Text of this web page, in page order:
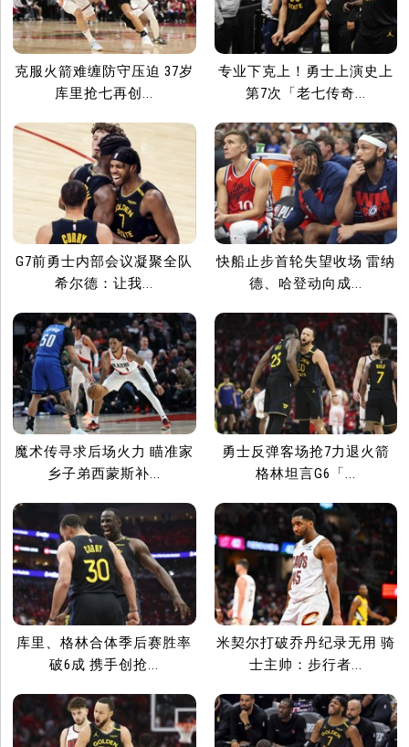
克服火箭难缠防守压迫 37岁
库里抢七再创...
专业下克上！勇士上演史上
第7次「老七传奇...
G7前勇士内部会议凝聚全队
希尔德：让我...
快船止步首轮失望收场 雷纳
德、哈登动向成...
魔术传寻求后场火力 瞄准家
乡子弟西蒙斯补...
勇士反弹客场抢7力退火箭
格林坦言G6「...
库里、格林合体季后赛胜率
破6成 携手创抢...
米契尔打破乔丹纪录无用 骑
士主帅：步行者...